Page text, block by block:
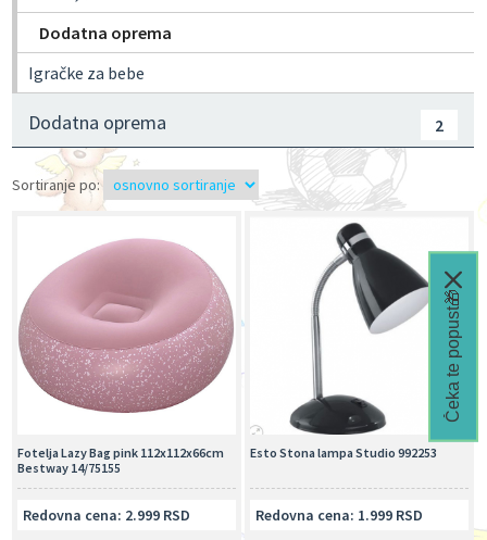
Dodatna oprema
Igračke za bebe
Dodatna oprema 2
Sortiranje po:
Esto Stona lampa Studio 992253
Redovna cena: 1.999 RSD
Fotelja Lazy Bag pink 112x112x66cm
Bestway 14/75155
Redovna cena: 2.999 RSD
Čeka te popust🎁